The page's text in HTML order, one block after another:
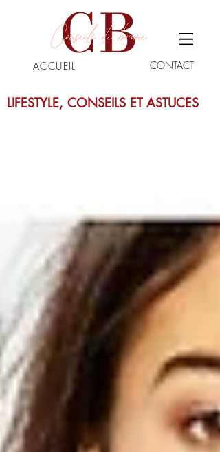
ACCUEIL CONTACT
LIFESTYLE, CONSEILS ET ASTUCES